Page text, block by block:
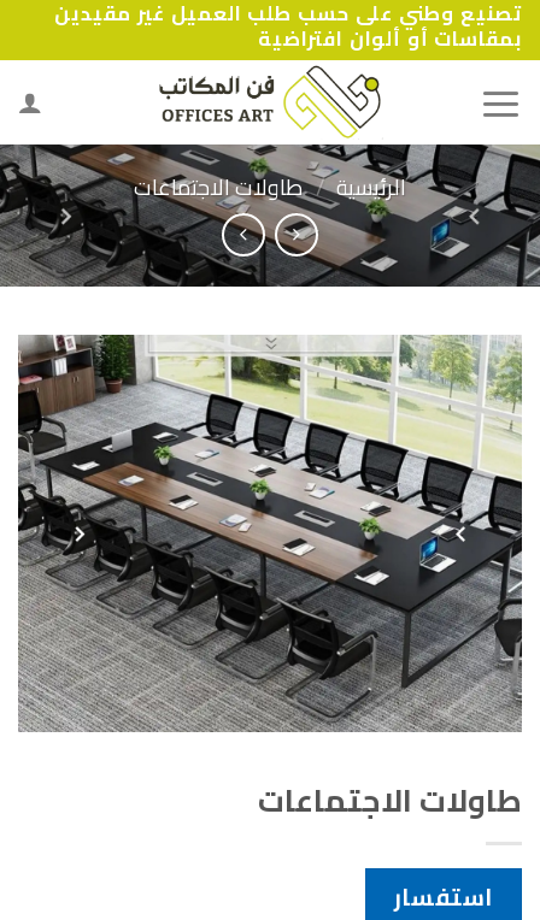
Skip
to
content
تصنيع وطني على حسب طلب العميل غير مقيدين
بمقاسات أو ألوان افتراضية
الرئيسية / طاولات الاجتماعات
طاولات الاجتماعات
استفسار